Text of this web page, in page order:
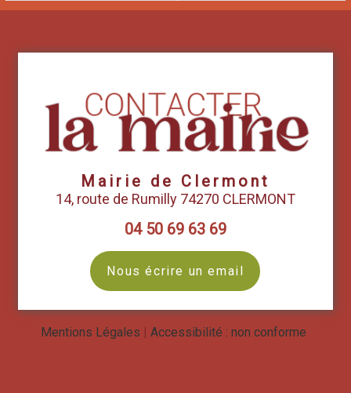
Mairie de Clermont
14, route de Rumilly 74270 CLERMONT
04 50 69 63 69
Nous écrire un email
Mentions Légales Accessibilité : non conforme